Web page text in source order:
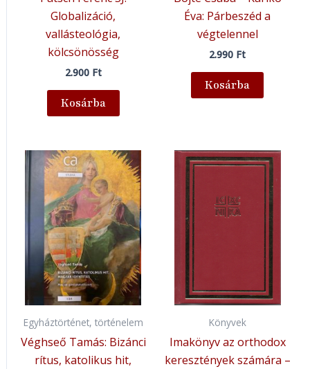
Globalizáció,
vallásteológia,
kölcsönösség
2.900 Ft
Kosárba
Éva: Párbeszéd a
végtelennel
2.990 Ft
Kosárba
Egyháztörténet, történelem
Véghseő Tamás: Bizánci
rítus, katolikus hit,
Könyvek
Imakönyv az orthodox
keresztények számára –